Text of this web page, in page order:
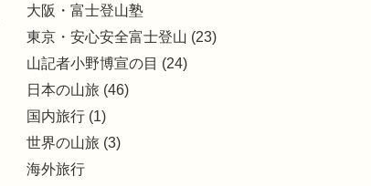
大阪・富士登山塾
東京・安心安全富士登山 (23)
山記者小野博宣の目 (24)
日本の山旅 (46)
国内旅行 (1)
世界の山旅 (3)
海外旅行